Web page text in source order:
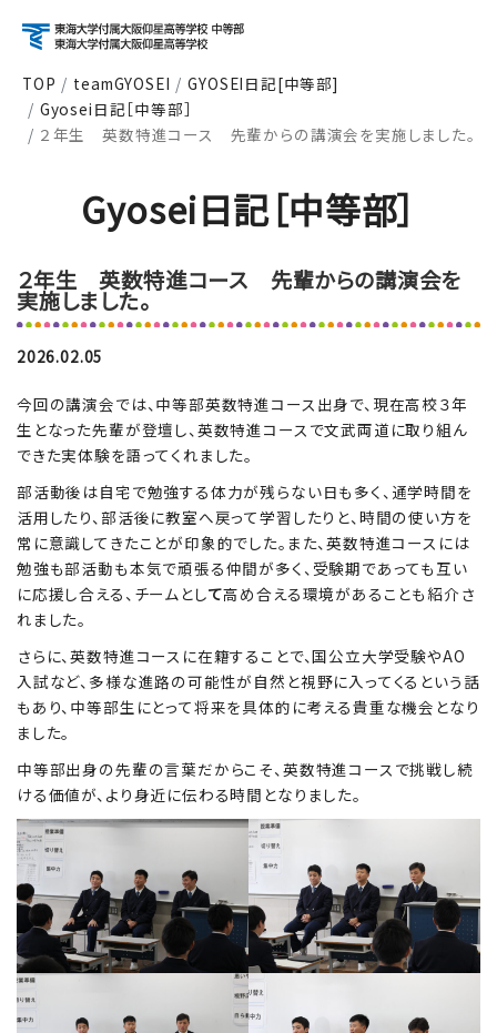
アクセス
About 学校紹介
School Life 学校生活
Education 特色ある教育
Exam 入試情報サイト
team Gyosei team Gyosei
TOP teamGYOSEI
GYOSEI日記[中等部]
Gyosei日記［中等部］
２年生 英数特進コース 先輩からの講演会を実施しました。
Gyosei日記［中等部］
２年生 英数特進コース 先輩からの講演会を
実施しました。
2026.02.05
今回の講演会では、中等部英数特進コース出身で、現在高校３年
生となった先輩が登壇し、英数特進コースで文武両道に取り組ん
できた実体験を語ってくれました。
部活動後は自宅で勉強する体力が残らない日も多く、通学時間を
活用したり、部活後に教室へ戻って学習したりと、時間の使い方を
常に意識してきたことが印象的でした。また、英数特進コースには
勉強も部活動も本気で頑張る仲間が多く、受験期であっても互い
に応援し合える、チームとして高め合える環境があることも紹介さ
れました。
さらに、英数特進コースに在籍することで、国公立大学受験やAO
入試など、多様な進路の可能性が自然と視野に入ってくるという話
もあり、中等部生にとって将来を具体的に考える貴重な機会となり
ました。
中等部出身の先輩の言葉だからこそ、英数特進コースで挑戦し続
ける価値が、より身近に伝わる時間となりました。